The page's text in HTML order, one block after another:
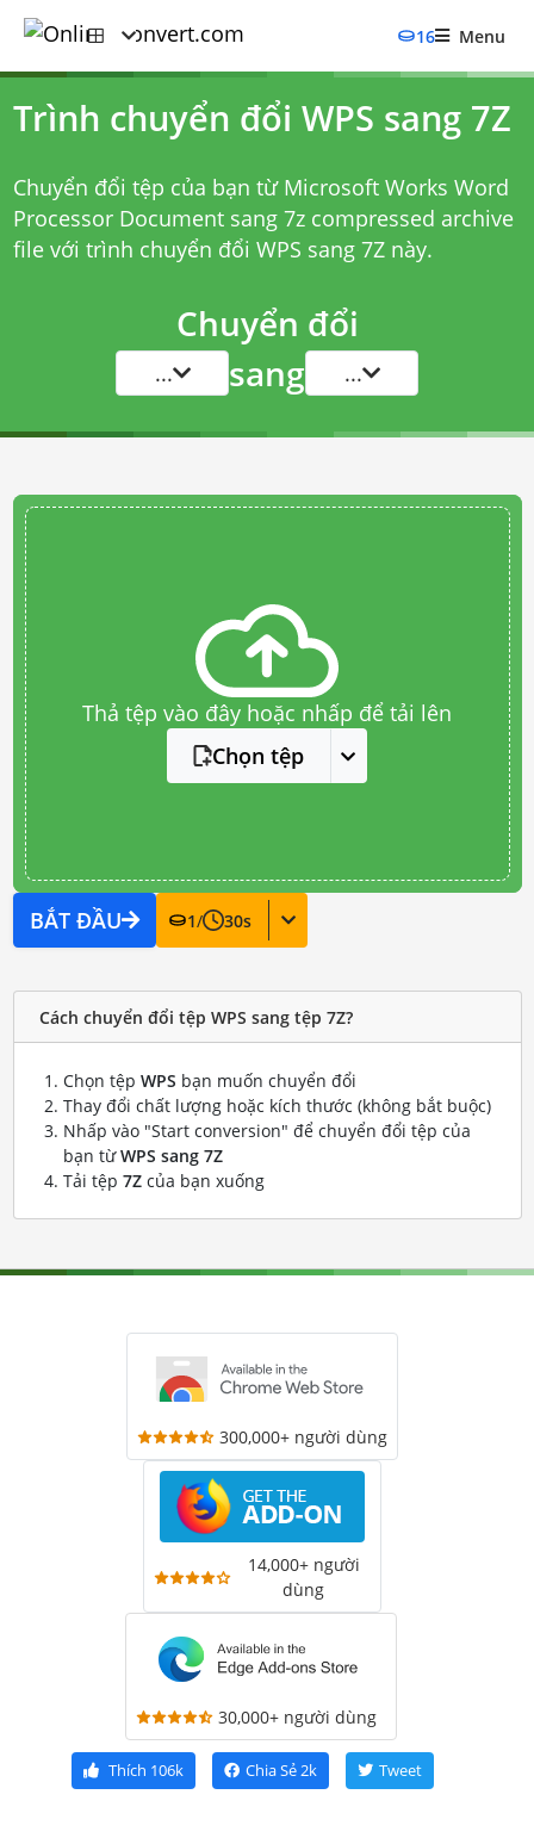
16 Menu
Trình chuyển đổi WPS sang 7Z
Chuyển đổi tệp của bạn từ Microsoft Works Word
Processor Document sang 7z compressed archive
file với trình chuyển đổi WPS sang 7Znày.
Chuyển đổi
... sang ...
Thả tệp vào đây hoặc nhấp để tải lên
Chọn tệp
BẮT ĐẦU 1/ 30s
Cách chuyển đổi tệp WPS sang tệp 7Z?
Chọn tệp WPS bạn muốn chuyển đổi
Thay đổi chất lượng hoặc kích thước (không bắt buộc)
Nhấp vào "Start conversion" để chuyển đổi tệp của
bạn từWPS sang 7Z
Tải tệp 7Zcủa bạn xuống
300,000+ người dùng
14,000+ người
dùng
30,000+ người dùng
Thích 106k Chia Sẻ2k Tweet